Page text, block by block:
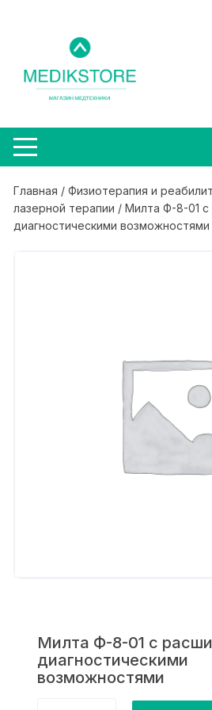
содержимому
Главная /Физиотерапия и
лазерной терапии / Милта Ф-8-01
диагностическими возможностями
Милта Ф-8-01 с
диагностическими
возможностями